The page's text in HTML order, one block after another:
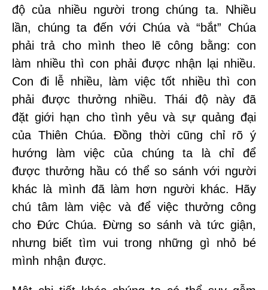
độ của nhiều người trong chúng ta. Nhiều
lần, chúng ta đến với Chúa và “bắt” Chúa
phải trả cho mình theo lẽ công bằng: con
làm nhiều thì con phải được nhận lại nhiều.
Con đi lễ nhiều, làm việc tốt nhiều thì con
phải được thưởng nhiều. Thái độ này đã
đặt giới hạn cho tình yêu và sự quảng đại
của Thiên Chúa. Đồng thời cũng chỉ rõ ý
hướng làm việc của chúng ta là chỉ để
được thưởng hầu có thể so sánh với người
khác là mình đã làm hơn người khác. Hãy
chú tâm làm việc và để việc thưởng công
cho Đức Chúa. Đừng so sánh và tức giận,
nhưng biết tìm vui trong những gì nhỏ bé
mình nhận được.